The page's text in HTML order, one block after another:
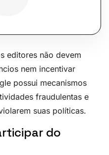
editores não devem
nem incentivar
possui mecanismos
fraudulentas e
suas políticas.
do